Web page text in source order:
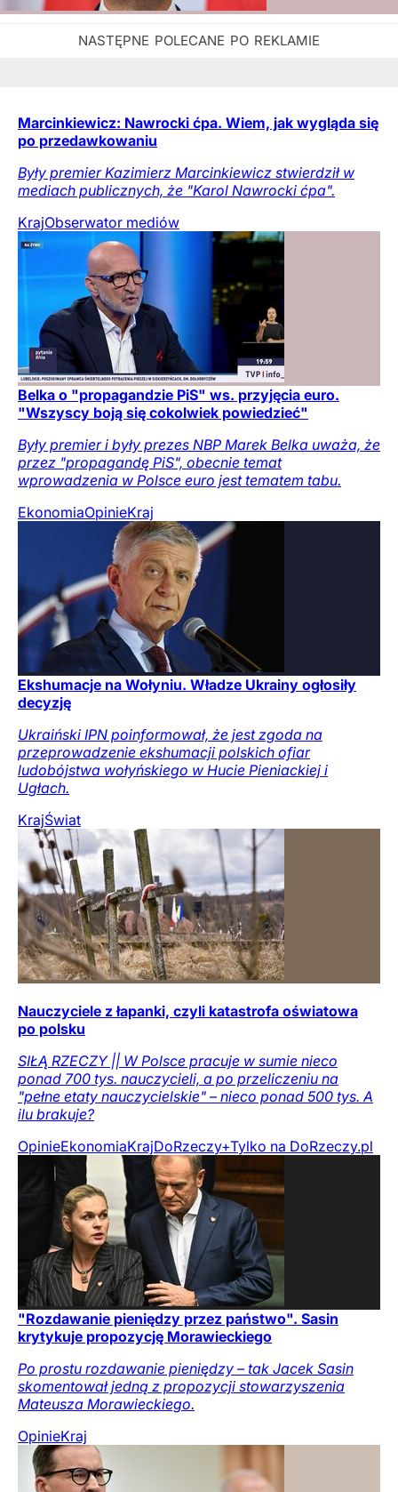
Marcinkiewicz: Nawrocki ćpa. Wiem, jak wygląda się
po przedawkowaniu
Były premier Kazimierz Marcinkiewicz stwierdził w
mediach publicznych, że "Karol Nawrocki ćpa".
KrajObserwator mediów
Belka o "propagandzie PiS" ws. przyjęcia euro.
"Wszyscy boją się cokolwiek powiedzieć"
Były premier i były prezes NBP Marek Belka uważa, że
przez "propagandę PiS", obecnie temat
wprowadzenia w Polsce euro jest tematem tabu.
EkonomiaOpinieKraj
Ekshumacje na Wołyniu. Władze Ukrainy ogłosiły
decyzję
Ukraiński IPN poinformował, że jest zgoda na
przeprowadzenie ekshumacji polskich ofiar
ludobójstwa wołyńskiego w Hucie Pieniackiej i
Ugłach.
KrajŚwiat
Nauczyciele z łapanki, czyli katastrofa oświatowa
po polsku
SIŁĄ RZECZY || W Polsce pracuje w sumie nieco
ponad 700 tys. nauczycieli, a po przeliczeniu na
"pełne etaty nauczycielskie" – nieco ponad 500 tys. A
ilu brakuje?
OpinieEkonomiaKrajDoRzeczy+Tylko na DoRzeczy.pl
"Rozdawanie pieniędzy przez państwo". Sasin
krytykuje propozycję Morawieckiego
Po prostu rozdawanie pieniędzy – tak Jacek Sasin
skomentował jedną z propozycji stowarzyszenia
Mateusza Morawieckiego.
OpinieKraj